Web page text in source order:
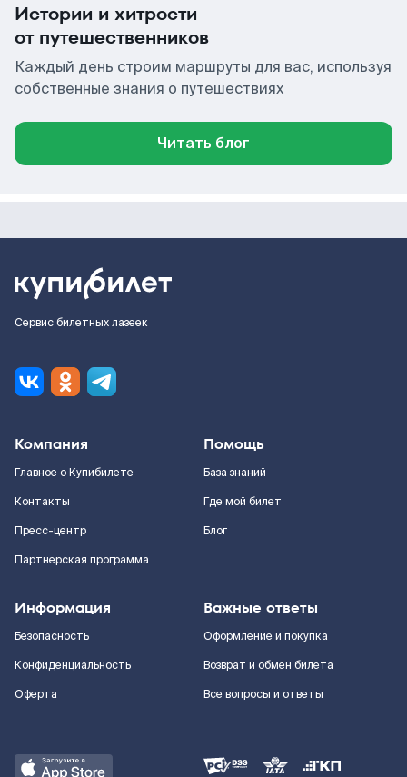
Истории и хитрости
от путешественников
Каждый день строим маршруты для вас, используя
собственные знания о путешествиях
Читать блог
Сервис билетных лазеек
Компания
Главное о Купибилете
Контакты
Пресс-центр
Партнерская программа
Помощь
База знаний
Где мой билет
Блог
Информация
Безопасность
Конфиденциальность
Оферта
Важные ответы
Оформление и покупка
Возврат и обмен билета
Все вопросы и ответы